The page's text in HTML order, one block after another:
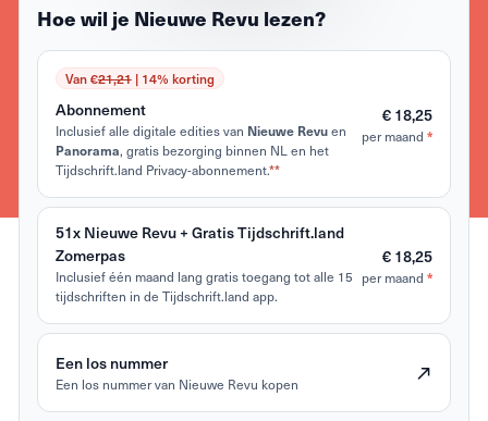
Hoe wil je Nieuwe Revu lezen?
Van €21,21| 14% korting
Abonnement
Inclusief alle digitale edities van Nieuwe Revuen
Panorama, gratis bezorging binnen NL en het
Tijdschrift.land Privacy-abonnement.**
€ 18,25
per maand *
51x Nieuwe Revu + Gratis Tijdschrift.land
Zomerpas
Inclusief één maand lang gratis toegang tot alle 15
tijdschriften in de Tijdschrift.land app.
€ 18,25
per maand *
Een los nummer
Een los nummer van Nieuwe Revu kopen